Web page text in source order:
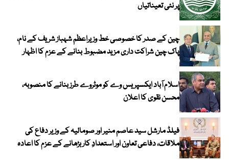
پر نئی تعیناتیاں
چین کے صدر کا خصوصی خط وزیراعظم شہباز شریف کے نام،
پاک چین شراکت داری مزید مضبوط بنانے کے عزم کا اظہار
اسلام آباد ایکسپریس وے کو موٹروے طرز بنانے کا منصوبہ،
محسن نقوی کا اعلان
فیلڈ مارشل سید عاصم منیر اور صومالیہ کے وزیر دفاع کی
ملاقات، دفاعی تعاون اور استعدادِ کار بڑھانے کے عزم کا اعادہ